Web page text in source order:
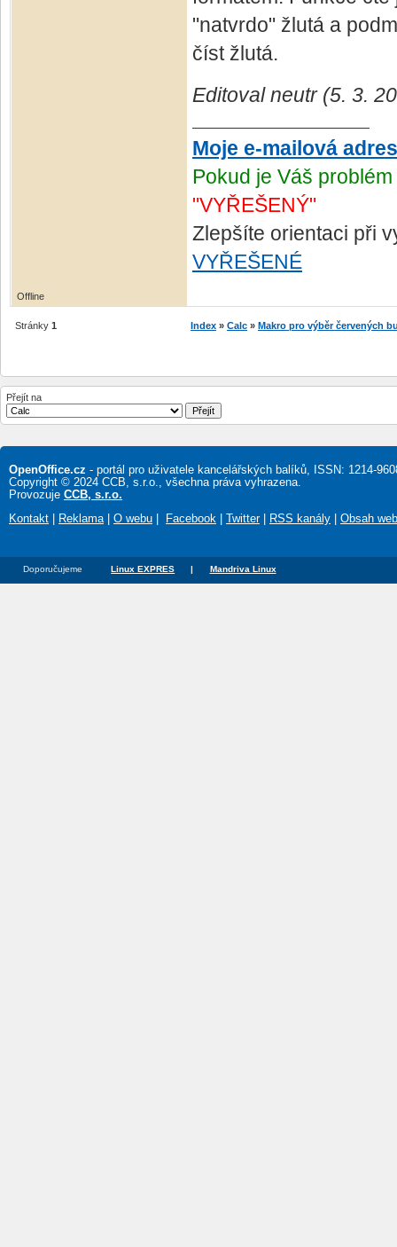
"natvrdo" žlutá a
číst žlutá.
Editoval neutr (5. 3.
Moje e-mailová
Pokud je Váš
"VYŘEŠENÝ"
Zlepšíte orientaci při
VYŘEŠENÉ
Offline
Stránky 1 Index » Calc » Makro pro výběr červených
Přejít na
OpenOffice.cz - portál pro uživatele kancelářských balíků, ISSN: 1214-
Copyright © 2024 CCB, s.r.o., všechna práva vyhrazena.
Provozuje CCB, s.r.o.
Kontakt
Reklama| O webu Facebook Twitter| RSS kanály Obsah
Doporučujeme Linux EXPRES Mandriva Linux